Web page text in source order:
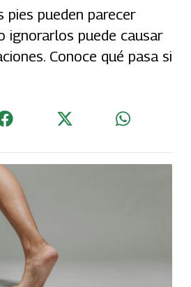
pies pueden parecer
ignorarlos puede causar
Conoce qué pasa si